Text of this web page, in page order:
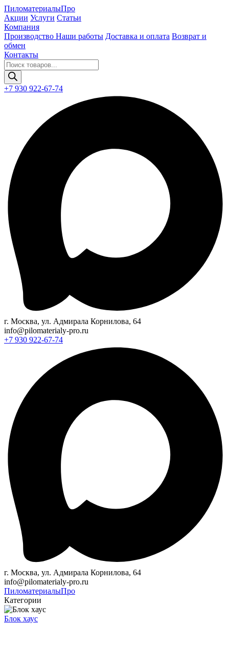
ПиломатериалыПро
Акции Услуги Статьи
Компания
Производство Наши работы Доставка и оплата Возврат и
обмен
Контакты
Поиск
товаров
+7 930 922-67-74
г. Москва, ул. Адмирала Корнилова, 64
info@pilomaterialy-pro.ru
+7 930 922-67-74
г. Москва, ул. Адмирала Корнилова, 64
info@pilomaterialy-pro.ru
ПиломатериалыПро
Категории
Блок хаус